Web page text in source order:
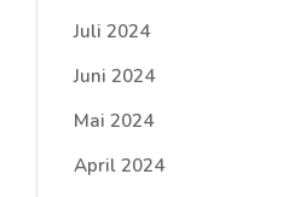
Juli 2024
Juni 2024
Mai 2024
April 2024